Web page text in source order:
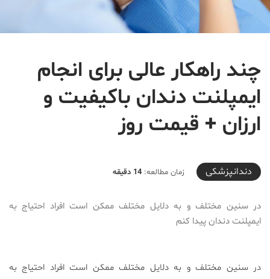
چند راهکار عالی برای انجام
ایمپلنت دندان باکیفیت و
ارزان + قیمت روز
2021-10-14T18:52:12+03:30
دندانپزشکی زمان مطالعه: 14 دقیقه
در سنین مختلف و به دلایل مختلف ممکن است افراد احتیاج به
ایمپلنت دندان پیدا کنم
در سنین مختلف و به دلایل مختلف ممکن است افراد احتیاج به